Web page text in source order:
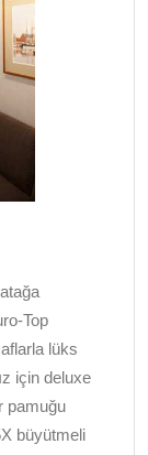
Top
lüks
için deluxe
pamuğu
büyütmeli